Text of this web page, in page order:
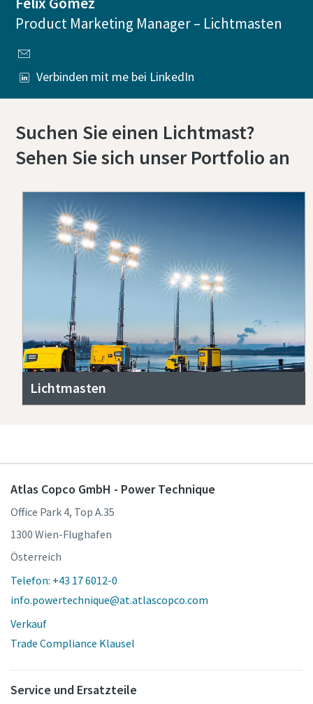
Product Marketing Manager – Lichtmasten
Verbinden mit me bei LinkedIn
Suchen Sie einen Lichtmast?
Sehen Sie sich unser Portfolio an
Lichtmasten
Atlas Copco GmbH - Power Technique
Office Park 4, Top A.35
1300 Wien-Flughafen
Österreich
Telefon: +43 17 6012-0
info.powertechnique@at.atlascopco.com
Verkauf
Trade Compliance Klausel
Service und Ersatzteile